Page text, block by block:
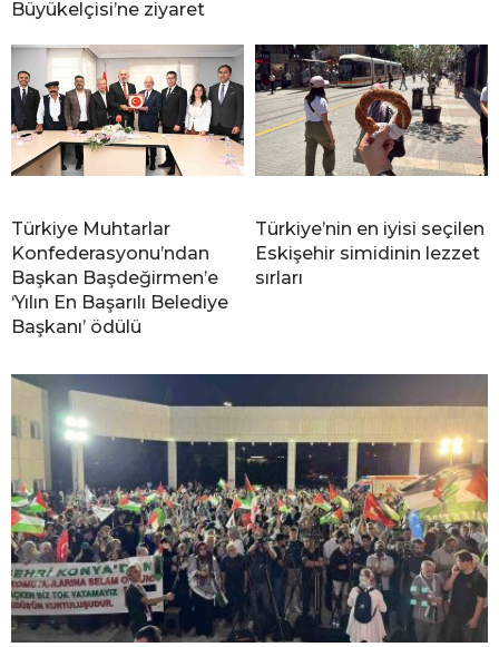
Büyükelçisi’ne ziyaret
Türkiye Muhtarlar
Konfederasyonu’ndan
Başkan Başdeğirmen’e
‘Yılın En Başarılı Belediye
Başkanı’ ödülü
Türkiye’nin en iyisi seçilen
Eskişehir simidinin lezzet
sırları